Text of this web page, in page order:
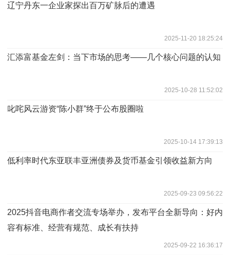
辽宁丹东一企业家探出百万矿脉后的遭遇
2025-11-20 18:25:24
汇添富基金左剑：当下市场的思考——几个核心问题的认知
2025-10-28 11:52:02
叱咤风云游资“陈小群”终于公布股圈啦
2025-10-14 17:39:13
低利率时代东亚联丰亚洲债券及货币基金引领收益新方向
2025-09-23 09:56:22
2025抖音电商作者交流专场举办，发布平台全新导向：好内
容有标准、经营有规范、成长有扶持
2025-09-22 16:36:17